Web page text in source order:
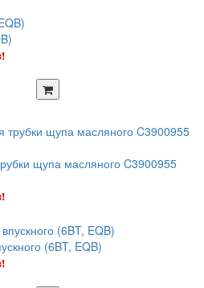
щупа масляного C3900955
(6BT, EQB)